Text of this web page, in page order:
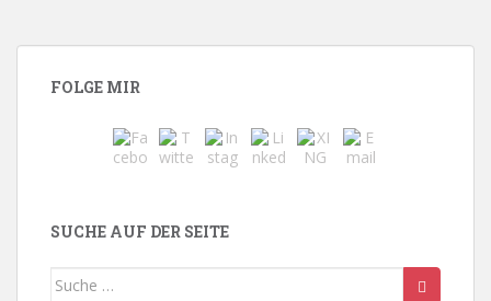
FOLGE MIR
SUCHE AUF DER SEITE
Suche